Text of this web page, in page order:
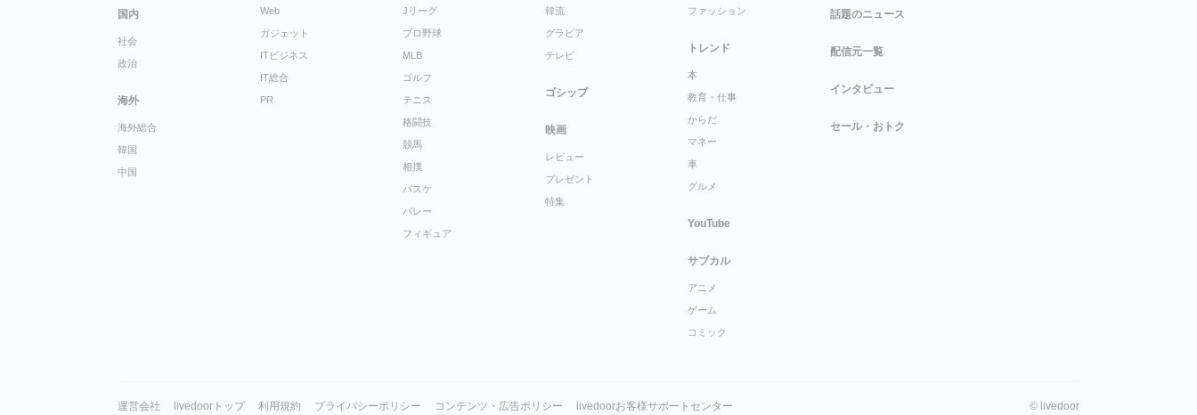
国内
社会
政治
海外
海外総合
韓国
中国
Web
ガジェット
ITビジネス
IT総合
PR
Jリーグ
プロ野球
MLB
ゴルフ
テニス
格闘技
競馬
相撲
バスケ
バレー
フィギュア
韓流
グラビア
テレビ
ゴシップ
映画
レビュー
プレゼント
特集
ファッション
トレンド
本
教育・仕事
からだ
マネー
車
グルメ
YouTube
サブカル
アニメ
ゲーム
コミック
話題のニュース
配信元一覧
インタビュー
セール・おトク
運営会社 livedoorトップ 利用規約 プライバシーポリシー コンテンツ・広告ポリシー livedoorお客様サポートセンター © livedoor